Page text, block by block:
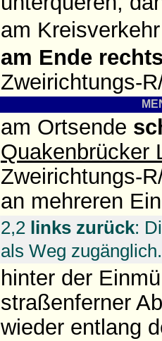
am
am Ende
Zweirichtungs-
am Ortsende
Quakenbrücker
Zweirichtungs-
an mehreren
2,2 links zurück:
als Weg zugänglich.
hinter der
straßenferner
wieder entlang